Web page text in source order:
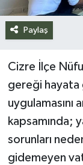
Paylaş
Cizre İlçe
gereği hayata
uygulamasını
kapsamında;
sorunları
gidemeyen